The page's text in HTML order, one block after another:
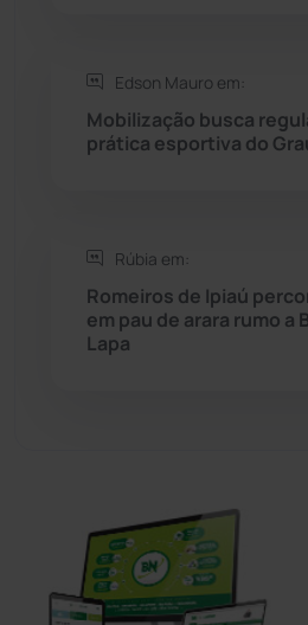
Sudoeste Baiano
Tanque Novo
Tecnologia
Edson Mauro em:
Mobilização busca
prática esportiva do
Rúbia em:
Romeiros de Ipiaú
em pau de arara rumo a
Lapa